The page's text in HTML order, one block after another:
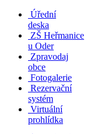
Úřední
deska
ZŠ Heřmanice
u Oder
Zpravodaj
obce
Fotogalerie
Rezervační
systém
Virtuální
prohlídka